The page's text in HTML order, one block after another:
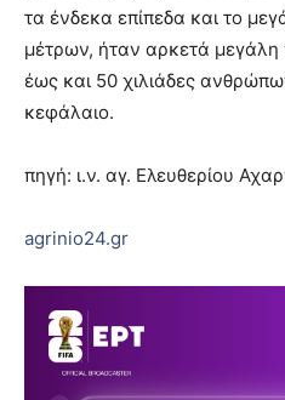
τα ένδεκα επίπεδα και το
μέτρων, ήταν αρκετά μεγάλη
έως και 50 χιλιάδες
κεφάλαιο.
πηγή: ι.ν. αγ. Ελευθερίου
agrinio24.gr